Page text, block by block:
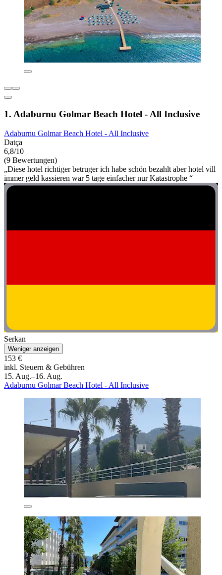
1. Adaburnu Golmar Beach Hotel - All Inclusive
Adaburnu Golmar Beach Hotel - All Inclusive
Datça
6,8/10
(9 Bewertungen)
„Diese hotel richtiger betruger ich habe schön bezahlt aber hotel vill
immer geld kassieren war 5 tage einfacher nur Katastrophe “
Serkan
Weniger anzeigen
153 €
inkl. Steuern & Gebühren
15. Aug.–16. Aug.
Adaburnu Golmar Beach Hotel - All Inclusive